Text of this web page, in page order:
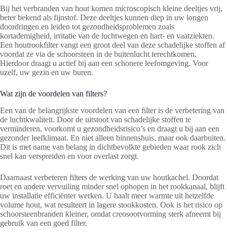
Bij het verbranden van hout komen microscopisch kleine deeltjes vrij,
beter bekend als fijnstof. Deze deeltjes kunnen diep in uw longen
doordringen en leiden tot gezondheidsproblemen zoals
kortademigheid, irritatie van de luchtwegen en hart- en vaatziekten.
Een houtrookfilter vangt een groot deel van deze schadelijke stoffen af
voordat ze via de schoorsteen in de buitenlucht terechtkomen.
Hierdoor draagt u actief bij aan een schonere leefomgeving. Voor
uzelf, uw gezin en uw buren.
Wat zijn de voordelen van filters?
Een van de belangrijkste voordelen van een filter is de verbetering van
de luchtkwaliteit. Door de uitstoot van schadelijke stoffen te
verminderen, voorkomt u gezondheidsrisico’s en draagt u bij aan een
gezonder leefklimaat. En niet alleen binnenshuis, maar ook daarbuiten.
Dit is met name van belang in dichtbevolkte gebieden waar rook zich
snel kan verspreiden en voor overlast zorgt.
Daarnaast verbeteren filters de werking van uw houtkachel. Doordat
roet en andere vervuiling minder snel ophopen in het rookkanaal, blijft
uw installatie efficiënter werken. U haalt meer warmte uit hetzelfde
volume hout, wat resulteert in lagere stookkosten. Ook is het risico op
schoorsteenbranden kleiner, omdat creosootvorming sterk afneemt bij
gebruik van een goed filter.